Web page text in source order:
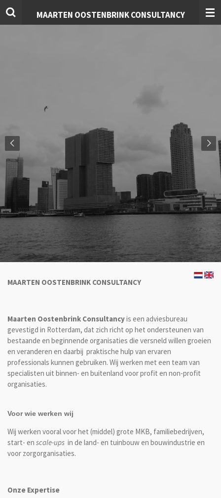
Ga
MAARTEN OOSTENBRINK CONSULTANCY
MAARTEN OOSTENBRINK CONSULTANCY
Maarten Oostenbrink Consultancyis een adviesbureau
gevestigd in Rotterdam, dat zich richt op het ondersteunen van
bestaande en beginnende organisaties die versneld willen groeien
en veranderen en daarbij praktische hulp van ervaren
professionals kunnen gebruiken. Wij werken met een team van
specialisten uit binnen- en buitenland voor profit en non-profit
organisaties.
Voor wie werken wij
Wij werken vooral voor het (middel) grote MKB, familiebedrijven,
start- en scale-ups in de land- en tuinbouw en bouwindustrie en
voor zorgorganisaties.
Onze Expertise